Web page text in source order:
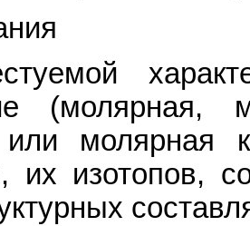
(молярная,
молярная
их изотопов,